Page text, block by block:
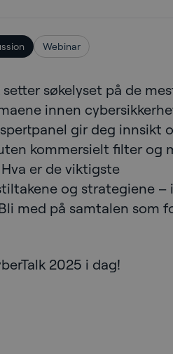
Webinar
setter søkelyset på de
innen
gir deg innsikt
kommersielt filter og
er de viktigste
og strategiene –
med på samtalen som
2025 i dag!